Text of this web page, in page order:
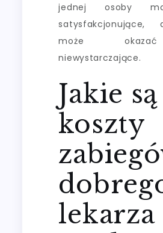
jednej osoby
może
niewystarczające.
Jakie są
koszty
lekarza